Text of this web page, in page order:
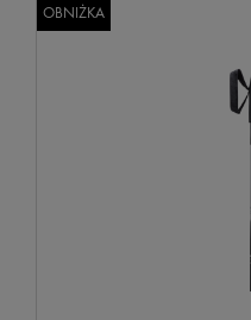
OBNIŻKA